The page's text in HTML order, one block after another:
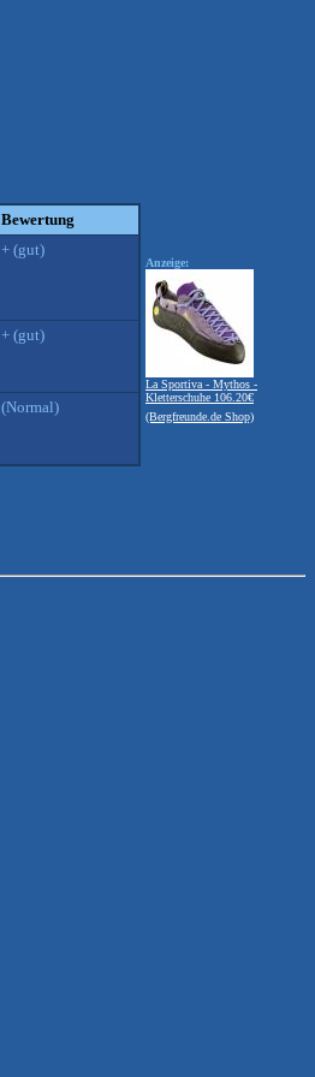
Bewertung
+ (gut)
+ (gut)
(Normal)
Anzeige:
La Sportiva - Mythos -
Kletterschuhe 106.20€
(Bergfreunde.de Shop)